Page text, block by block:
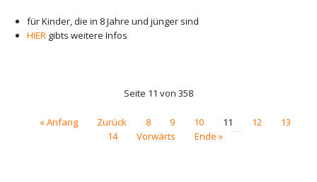
für Kinder, die in 8 Jahre und jünger sind
HIERgibts weitere Infos
Seite 11 von 358
« Anfang Zurück 8 9 10 11 12
13
14
Vorwärts Ende »